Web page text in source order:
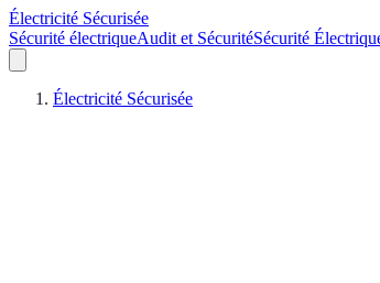
Électricité Sécurisée
Sécurité électriqueAudit et SécuritéSécurité
Électricité Sécurisée